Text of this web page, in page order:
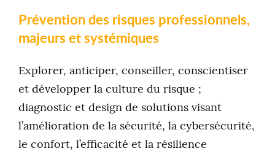
Prévention des risques professionnels,
majeurs et systémiques
Explorer, anticiper, conseiller, conscientiser
et développer la culture du risque ;
diagnostic et design de solutions visant
l’amélioration de la sécurité, la cybersécurité,
le confort, l’efficacité et la résilience